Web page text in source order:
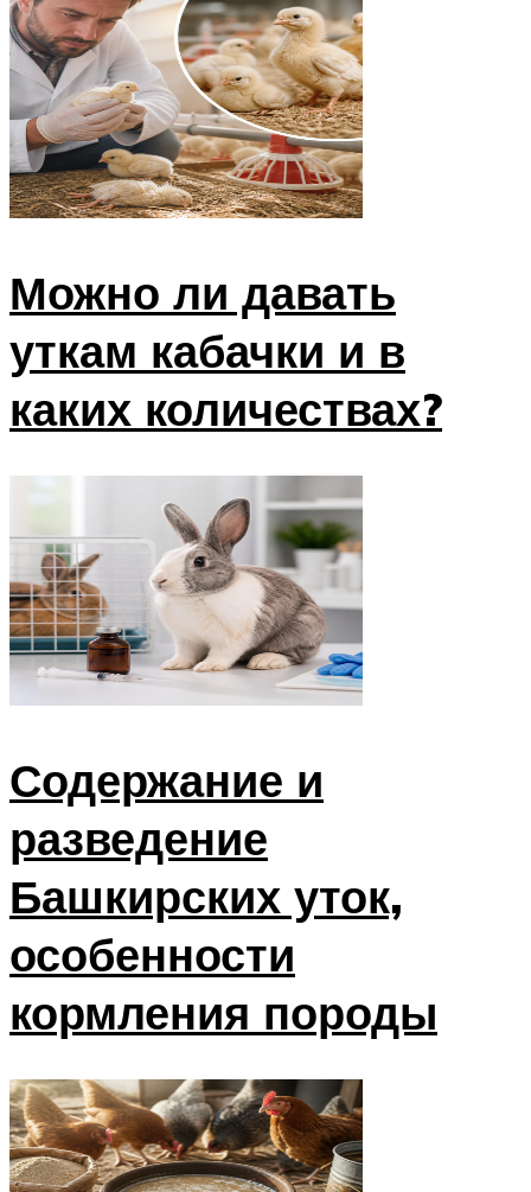
Можно ли давать
уткам кабачки и в
каких количествах?
Содержание и
разведение
Башкирских уток,
особенности
кормления породы